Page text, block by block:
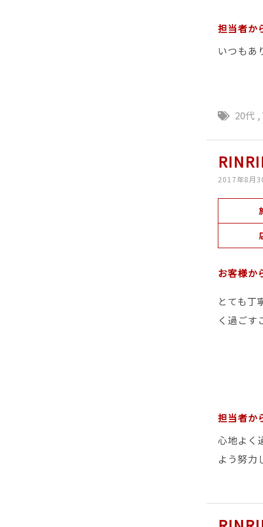
担当者か
いつもあ
20代 ,
2017年8月
お客様か
とても丁
く過ごす
担当者か
心地よく
よう努力